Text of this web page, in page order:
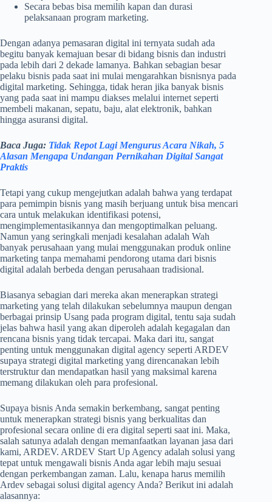
Secara bebas bisa memilih kapan dan durasi
pelaksanaan program marketing.
Dengan adanya pemasaran digital ini ternyata sudah ada
begitu banyak kemajuan besar di bidang bisnis dan industri
pada lebih dari 2 dekade lamanya. Bahkan sebagian besar
pelaku bisnis pada saat ini mulai mengarahkan bisnisnya pada
digital marketing. Sehingga, tidak heran jika banyak bisnis
yang pada saat ini mampu diakses melalui internet seperti
membeli makanan, sepatu, baju, alat elektronik, bahkan
hingga asuransi digital.
Baca Juga: Tidak Repot Lagi Mengurus Acara Nikah, 5
Alasan Mengapa Undangan Pernikahan Digital Sangat
Praktis
Tetapi yang cukup mengejutkan adalah bahwa yang terdapat
para pemimpin bisnis yang masih berjuang untuk bisa mencari
cara untuk melakukan identifikasi potensi,
mengimplementasikannya dan mengoptimalkan peluang.
Namun yang seringkali menjadi kesalahan adalah Wah
banyak perusahaan yang mulai menggunakan produk online
marketing tanpa memahami pendorong utama dari bisnis
digital adalah berbeda dengan perusahaan tradisional.
Biasanya sebagian dari mereka akan menerapkan strategi
marketing yang telah dilakukan sebelumnya maupun dengan
berbagai prinsip Usang pada program digital, tentu saja sudah
jelas bahwa hasil yang akan diperoleh adalah kegagalan dan
rencana bisnis yang tidak tercapai. Maka dari itu, sangat
penting untuk menggunakan digital agency seperti ARDEV
supaya strategi digital marketing yang direncanakan lebih
terstruktur dan mendapatkan hasil yang maksimal karena
memang dilakukan oleh para profesional.
Supaya bisnis Anda semakin berkembang, sangat penting
untuk menerapkan strategi bisnis yang berkualitas dan
profesional secara online di era digital seperti saat ini. Maka,
salah satunya adalah dengan memanfaatkan layanan jasa dari
kami, ARDEV. ARDEV Start Up Agency adalah solusi yang
tepat untuk mengawali bisnis Anda agar lebih maju sesuai
dengan perkembangan zaman. Lalu, kenapa harus memilih
Ardev sebagai solusi digital agency Anda? Berikut ini adalah
alasannya: